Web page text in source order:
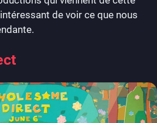
de voir ce que nous